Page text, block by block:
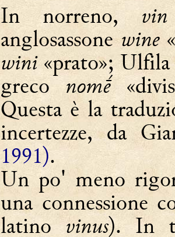
In norreno,vin
anglosassonewine
wini«prato»;
greconomḗ
Questa è la
incertezze, da
1991).
Un po' meno
una connessione
latinovinus). In